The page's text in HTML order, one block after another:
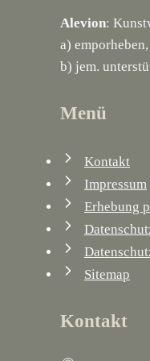
Alevion:
a)
b) jem.
Menü
Kontakt
Impressum
Erhebung
Sitemap
Kontakt